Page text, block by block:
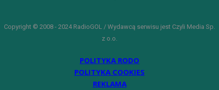
Copyright © 2008 - 2024 RadioGOL / Wydawcą serwisu jest Czyli Media Sp.
z o.o.
POLITYKA RODO
POLITYKA COOKIES
REKLAMA